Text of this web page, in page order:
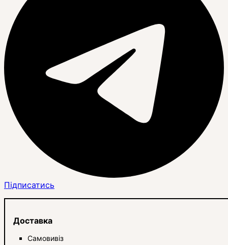
Підписатись
Доставка
Самовивіз